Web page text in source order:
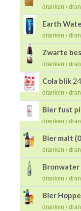
dranken /
Earth
dranken /
Zwarte
dranken /
Cola blik
dranken /
Bier fust
dranken /
Bier malt
dranken /
Bronwater
dranken /
Bier
dranken /